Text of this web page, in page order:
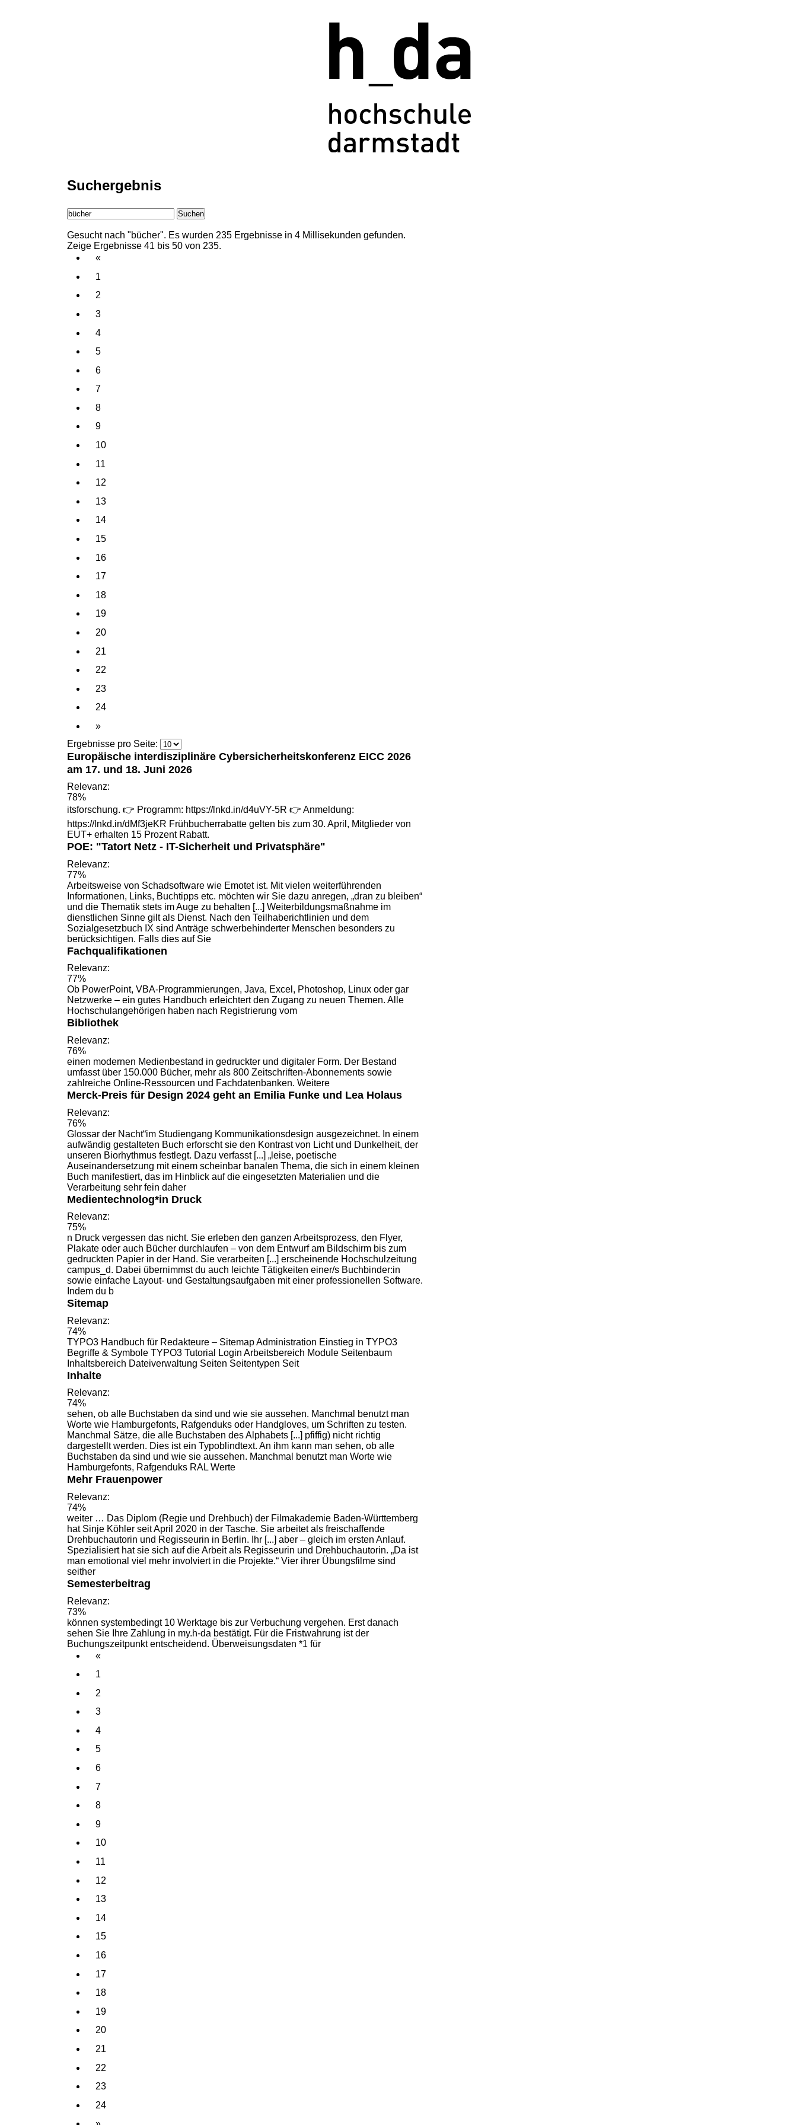
Suchergebnis
Suchen
Gesucht nach "bücher". Es wurden 235 Ergebnisse in 4 Millisekunden gefunden.
Zeige Ergebnisse 41 bis 50 von 235.
«
1
2
3
4
5
6
7
8
9
10
11
12
13
14
15
16
17
18
19
20
21
22
23
24
»
Ergebnisse pro Seite:
Europäische interdisziplinäre Cybersicherheitskonferenz EICC 2026
am 17. und 18. Juni 2026
Relevanz:
78%
itsforschung. 👉 Programm: https://lnkd.in/d4uVY-5R 👉 Anmeldung:
https://lnkd.in/dMf3jeKR Frühbucherrabatte gelten bis zum 30. April, Mitglieder von
EUT+ erhalten 15 Prozent Rabatt.
POE: "Tatort Netz - IT-Sicherheit und Privatsphäre"
Relevanz:
77%
Arbeitsweise von Schadsoftware wie Emotet ist. Mit vielen weiterführenden
Informationen, Links, Buchtipps etc. möchten wir Sie dazu anregen, „dran zu bleiben“
und die Thematik stets im Auge zu behalten [...] Weiterbildungsmaßnahme im
dienstlichen Sinne gilt als Dienst. Nach den Teilhaberichtlinien und dem
Sozialgesetzbuch IX sind Anträge schwerbehinderter Menschen besonders zu
berücksichtigen. Falls dies auf Sie
Fachqualifikationen
Relevanz:
77%
Ob PowerPoint, VBA-Programmierungen, Java, Excel, Photoshop, Linux oder gar
Netzwerke – ein gutes Handbuch erleichtert den Zugang zu neuen Themen. Alle
Hochschulangehörigen haben nach Registrierung vom
Bibliothek
Relevanz:
76%
einen modernen Medienbestand in gedruckter und digitaler Form. Der Bestand
umfasst über 150.000 Bücher, mehr als 800 Zeitschriften-Abonnements sowie
zahlreiche Online-Ressourcen und Fachdatenbanken. Weitere
Merck-Preis für Design 2024 geht an Emilia Funke und Lea Holaus
Relevanz:
76%
Glossar der Nacht“im Studiengang Kommunikationsdesign ausgezeichnet. In einem
aufwändig gestalteten Buch erforscht sie den Kontrast von Licht und Dunkelheit, der
unseren Biorhythmus festlegt. Dazu verfasst [...] „leise, poetische
Auseinandersetzung mit einem scheinbar banalen Thema, die sich in einem kleinen
Buch manifestiert, das im Hinblick auf die eingesetzten Materialien und die
Verarbeitung sehr fein daher
Medientechnolog*in Druck
Relevanz:
75%
n Druck vergessen das nicht. Sie erleben den ganzen Arbeitsprozess, den Flyer,
Plakate oder auch Bücher durchlaufen – von dem Entwurf am Bildschirm bis zum
gedruckten Papier in der Hand. Sie verarbeiten [...] erscheinende Hochschulzeitung
campus_d. Dabei übernimmst du auch leichte Tätigkeiten einer/s Buchbinder:in
sowie einfache Layout- und Gestaltungsaufgaben mit einer professionellen Software.
Indem du b
Sitemap
Relevanz:
74%
TYPO3 Handbuch für Redakteure – Sitemap Administration Einstieg in TYPO3
Begriffe & Symbole TYPO3 Tutorial Login Arbeitsbereich Module Seitenbaum
Inhaltsbereich Dateiverwaltung Seiten Seitentypen Seit
Inhalte
Relevanz:
74%
sehen, ob alle Buchstaben da sind und wie sie aussehen. Manchmal benutzt man
Worte wie Hamburgefonts, Rafgenduks oder Handgloves, um Schriften zu testen.
Manchmal Sätze, die alle Buchstaben des Alphabets [...] pfiffig) nicht richtig
dargestellt werden. Dies ist ein Typoblindtext. An ihm kann man sehen, ob alle
Buchstaben da sind und wie sie aussehen. Manchmal benutzt man Worte wie
Hamburgefonts, Rafgenduks RAL Werte
Mehr Frauenpower
Relevanz:
74%
weiter … Das Diplom (Regie und Drehbuch) der Filmakademie Baden-Württemberg
hat Sinje Köhler seit April 2020 in der Tasche. Sie arbeitet als freischaffende
Drehbuchautorin und Regisseurin in Berlin. Ihr [...] aber – gleich im ersten Anlauf.
Spezialisiert hat sie sich auf die Arbeit als Regisseurin und Drehbuchautorin. „Da ist
man emotional viel mehr involviert in die Projekte.“ Vier ihrer Übungsfilme sind
seither
Semesterbeitrag
Relevanz:
73%
können systembedingt 10 Werktage bis zurVerbuchung vergehen. Erst danach
sehen Sie Ihre Zahlung in my.h-da bestätigt. Für die Fristwahrung ist der
Buchungszeitpunktentscheidend. Überweisungsdaten *1 für
«
1
2
3
4
5
6
7
8
9
10
11
12
13
14
15
16
17
18
19
20
21
22
23
24